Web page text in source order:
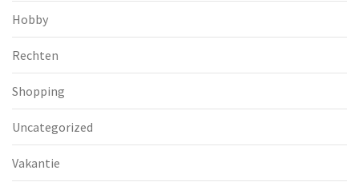
Hobby
Rechten
Shopping
Uncategorized
Vakantie